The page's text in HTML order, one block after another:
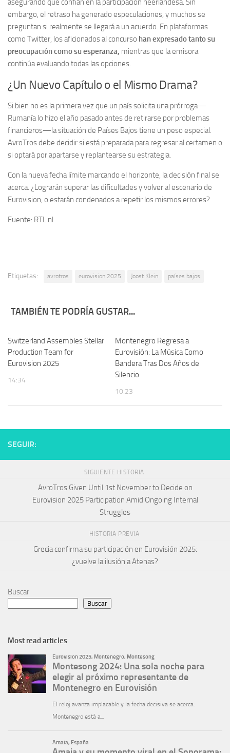
asegurando que confían en la participación neerlandesa. Sin
embargo, el retraso ha generado especulaciones, y muchos se
preguntan si realmente se llegará a un acuerdo. En plataformas
como Twitter, los aficionados al concurso han expresado tanto su
preocupación como su esperanza, mientras que la emisora
continúa evaluando todas las opciones.
¿Un Nuevo Capítulo o el Mismo Drama?
Si bien no es la primera vez que un país solicita una prórroga—
Rumanía lo hizo el año pasado antes de retirarse por problemas
financieros—la situación de Países Bajos tiene un peso especial.
AvroTros debe decidir si está preparada para regresar al certamen o
si optará por apartarse y replantearse su estrategia.
Con la nueva fecha límite marcando el horizonte, la decisión final se
acerca. ¿Lograrán superar las dificultades y volver al escenario de
Eurovision, o estarán condenados a repetir los mismos errores?
Fuente: RTL.nl
Etiquetas: avrotros eurovision 2025 Joost Klein países bajos
TAMBIÉN TE PODRÍA GUSTAR...
Switzerland Assembles Stellar
Production Team for
Eurovision 2025
14:34
Montenegro Regresa a
Eurovisión: La Música Como
Bandera Tras Dos Años de
Silencio
10:23
SEGUIR:
SIGUIENTE HISTORIA
AvroTros Given Until 1st November to Decide on
Eurovision 2025 Participation Amid Ongoing Internal
Struggles
HISTORIA PREVIA
Grecia confirma su participación en Eurovisión 2025:
¿vuelve la ilusión a Atenas?
Buscar
Buscar
Most read articles